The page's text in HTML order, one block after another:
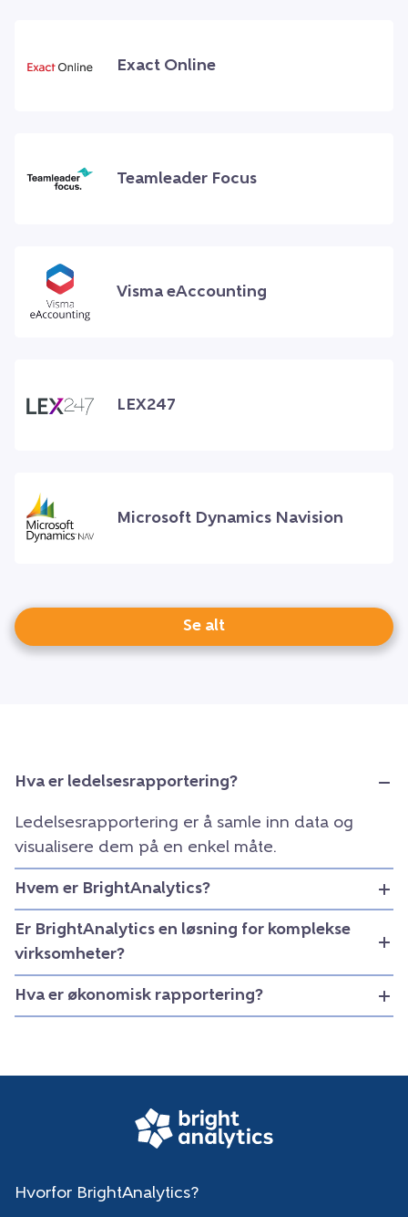
Exact Online
Teamleader Focus
Visma eAccounting
LEX247
Microsoft Dynamics Navision
Se alt
Hva er ledelsesrapportering?
Ledelsesrapportering er å samle inn data og
visualisere dem på en enkel måte.
Hvem er BrightAnalytics?
Er BrightAnalytics en løsning for komplekse
virksomheter?
Hva er økonomisk rapportering?
Hvorfor BrightAnalytics?